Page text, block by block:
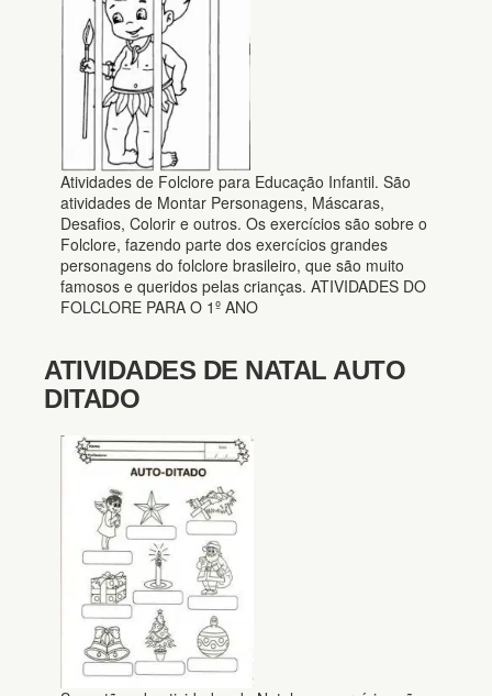
Atividades de Folclore para Educação Infantil. São
atividades de Montar Personagens, Máscaras,
Desafios, Colorir e outros. Os exercícios são sobre o
Folclore, fazendo parte dos exercícios grandes
personagens do folclore brasileiro, que são muito
famosos e queridos pelas crianças. ATIVIDADES DO
FOLCLORE PARA O 1º ANO
ATIVIDADES DE NATAL AUTO
DITADO